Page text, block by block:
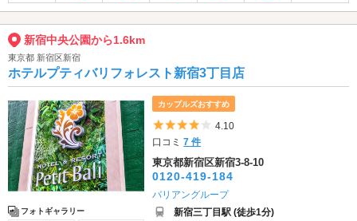
新宿中央公園から1.6km
東京都 新宿区新宿
ホテルプティバリフォレスト新宿3丁目店
フォトギャラリー
カップルズおすすめ
5つ星のうち4
4.10
口コミ7 件
東京都新宿区新宿3-8-10
0120-419-184
バリアングループ
新宿三丁目駅 (徒歩1分)